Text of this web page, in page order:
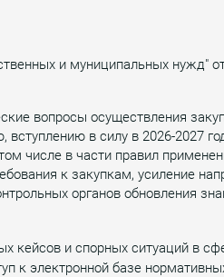
и муниципальных нужд"
вопросы осуществления
в силу в 2026-2027
числе в части правил
к закупкам, усиление
органов обновления
кейсов и спорных ситуаций в
к электронной базе